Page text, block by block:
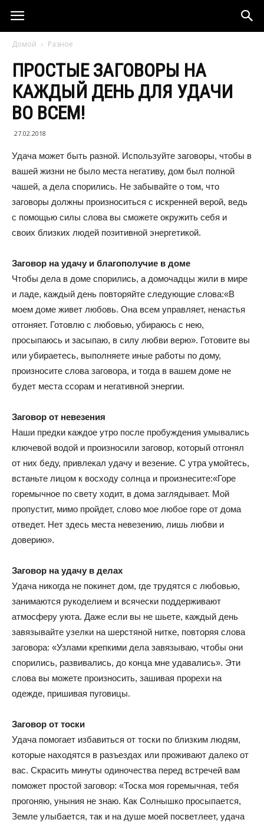
Домой Разное
ПРОСТЫЕ ЗАГОВОРЫ НА
КАЖДЫЙ ДЕНЬ ДЛЯ УДАЧИ
ВО ВСЕМ!
27.02.2018
Удача может быть разной. Используйте заговоры, чтобы в
вашей жизни не было места негативу, дом был полной
чашей, а дела спорились. Не забывайте о том, что
заговоры должны произноситься с искренней верой, ведь
с помощью силы слова вы сможете окружить себя и
своих близких людей позитивной энергетикой.
Заговор на удачу и благополучие в доме
Чтобы дела в доме спорились, а домочадцы жили в мире
и ладе, каждый день повторяйте следующие слова:«В
моем доме живет любовь. Она всем управляет, ненастья
отгоняет. Готовлю с любовью, убираюсь с нею,
просыпаюсь и засыпаю, в силу любви верю». Готовите вы
или убираетесь, выполняете иные работы по дому,
произносите слова заговора, и тогда в вашем доме не
будет места ссорам и негативной энергии.
Заговор от невезения
Наши предки каждое утро после пробуждения умывались
ключевой водой и произносили заговор, который отгонял
от них беду, привлекал удачу и везение. С утра умойтесь,
встаньте лицом к восходу солнца и произнесите:«Горе
горемычное по свету ходит, в дома заглядывает. Мой
пропустит, мимо пройдет, слово мое любое горе от дома
отведет. Нет здесь места невезению, лишь любви и
доверию».
Заговор на удачу в делах
Удача никогда не покинет дом, где трудятся с любовью,
занимаются рукоделием и всячески поддерживают
атмосферу уюта. Даже если вы не шьете, каждый день
завязывайте узелки на шерстяной нитке, повторяя слова
заговора: «Узлами крепкими дела завязываю, чтобы они
спорились, развивались, до конца мне удавались». Эти
слова вы можете произносить, зашивая прорехи на
одежде, пришивая пуговицы.
Заговор от тоски
Удача помогает избавиться от тоски по близким людям,
которые находятся в разъездах или проживают далеко от
вас. Скрасить минуты одиночества перед встречей вам
поможет простой заговор: «Тоска моя горемычная, тебя
прогоняю, уныния не знаю. Как Солнышко просыпается,
Земле улыбается, так и на душе моей посветлеет, удача